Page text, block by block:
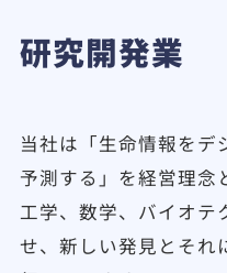
研究開発業
当社は「生命情報をデ
予測する」を経営理念
工学、数学、バイオテ
せ、新しい発見とそれ